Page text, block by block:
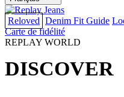
Reloved Denim Fit Guide
Carte de fidélité
REPLAY WORLD
DISCOVER